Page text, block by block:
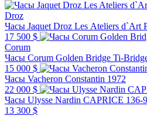
Droz
Часы Jaquet Droz Les Ateliers d`Art
17 500 $
Corum
Часы Corum Golden Bridge Ti-
15 000 $
Часы Vacheron Constantin 1972
22 000 $
Часы Ulysse Nardin CAPRICE 136-
13 300 $